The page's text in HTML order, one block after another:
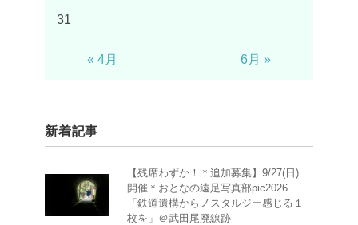
31
« 4月 6月 »
新着記事
【残席わずか！＊追加募集】9/27(日)
開催＊おとなの遠足写真部pic2026
「鉄道遺構からノスタルジー感じる１
枚を」＠武田尾廃線跡